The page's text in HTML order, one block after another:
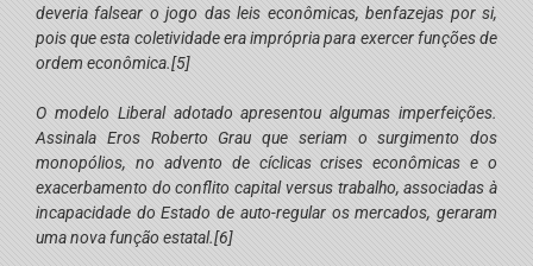
deveria falsear o jogo das leis econômicas, benfazejas por si,
pois que esta coletividade era imprópria para exercer funções de
ordem econômica.[5]
O modelo Liberal adotado apresentou algumas imperfeições.
Assinala Eros Roberto Grau que seriam o surgimento dos
monopólios, no advento de cíclicas crises econômicas e o
exacerbamento do conflito capitalversustrabalho, associadas à
incapacidade do Estado de auto-regular os mercados, geraram
uma nova função estatal.[6]